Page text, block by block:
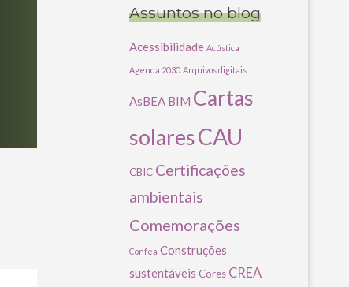
Assuntos no blog
Acessibilidade Acústica
Agenda 2030 Arquivos digitais
AsBEA BIM Cartas
solaresCAU
CBIC Certificações
ambientais
Comemorações
Confea Construções
sustentáveis Cores CREA